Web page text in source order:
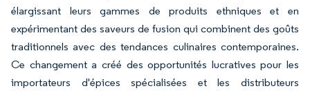
élargissant leurs gammes de produits ethniques et en
expérimentant des saveurs de fusion qui combinent des goûts
traditionnels avec des tendances culinaires contemporaines.
Ce changement a créé des opportunités lucratives pour les
importateurs d'épices spécialisées et les distributeurs